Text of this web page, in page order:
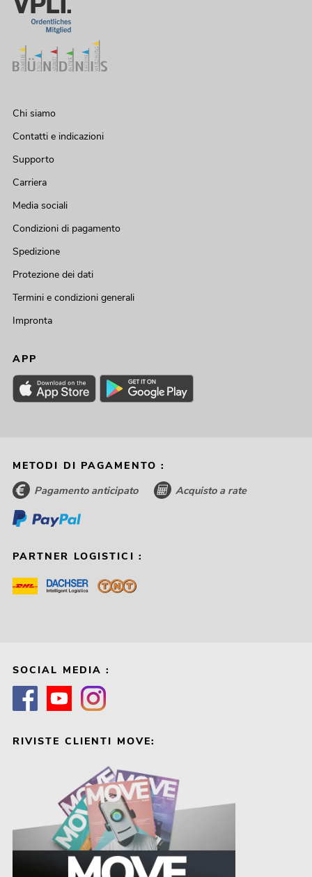
Chi siamo
Contatti e indicazioni
Supporto
Carriera
Media sociali
Condizioni di pagamento
Spedizione
Protezione dei dati
Termini e condizioni generali
Impronta
APP
METODI DI PAGAMENTO :
Pagamento anticipato Acquisto a rate
PARTNER LOGISTICI :
SOCIAL MEDIA :
RIVISTE CLIENTI MOVE: